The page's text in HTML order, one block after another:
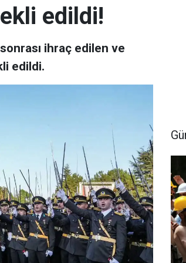
edildi!
ihraç edilen ve
edildi.